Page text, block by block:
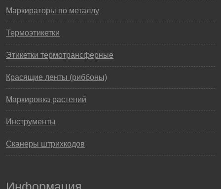
Маркираторы по металлу
Термоэтикетки
Этикетки термотрансферные
Красящие ленты (риббоны)
Маркировка растений
Инструменты
Сканеры штрихкодов